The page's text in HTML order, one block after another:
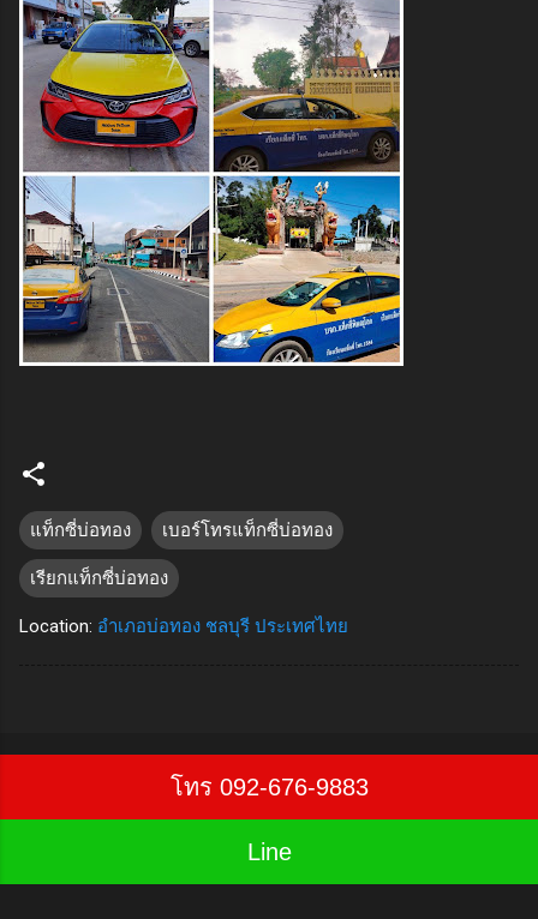
โทร 092-676-9883
Line
แท็กซี่บ่อทอง เบอร์โทรแท็กซี่บ่อทอง
เรียกแท็กซี่บ่อทอง
Location: อำเภอบ่อทอง ชลบุรี ประเทศไทย